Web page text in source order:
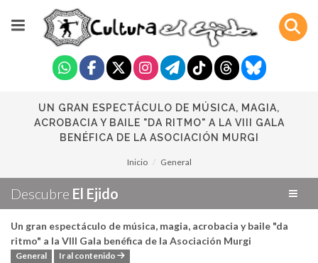
UN GRAN ESPECTÁCULO DE MÚSICA, MAGIA,
ACROBACIA Y BAILE "DA RITMO" A LA VIII GALA
BENÉFICA DE LA ASOCIACIÓN MURGI
Inicio General
Descubre El Ejido
Un gran espectáculo de música, magia, acrobacia y baile "da
ritmo" a la VIII Gala benéfica de la Asociación Murgi
General Ir al contenido